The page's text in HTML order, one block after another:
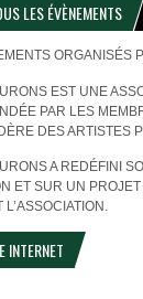
LES ÉVÈNEMENTS
ORGANISÉS
EST UNE
PAR LES
DES ARTISTES
A REDÉFINI
ET SUR UN
INTERNET